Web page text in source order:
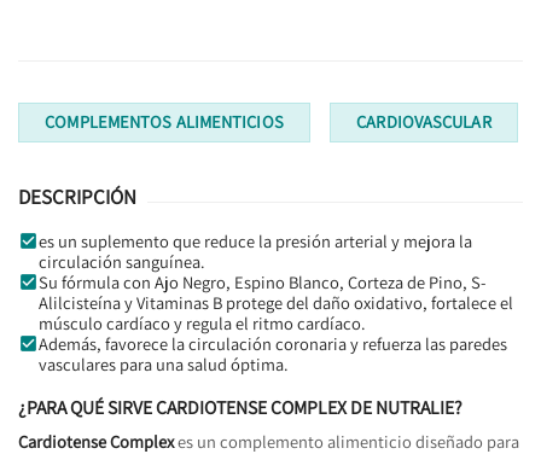
COMPLEMENTOS ALIMENTICIOS CARDIOVASCULAR
DESCRIPCIÓN
es un suplemento que reduce la presión arterial y mejora la
circulación sanguínea.
Su fórmula con Ajo Negro, Espino Blanco, Corteza de Pino, S-
Alilcisteína y Vitaminas B protege del daño oxidativo, fortalece el
músculo cardíaco y regula el ritmo cardíaco.
Además, favorece la circulación coronaria y refuerza las paredes
vasculares para una salud óptima.
¿PARA QUÉ SIRVECARDIOTENSE COMPLEX DE NUTRALIE?
Cardiotense Complexes un complemento alimenticio diseñado para